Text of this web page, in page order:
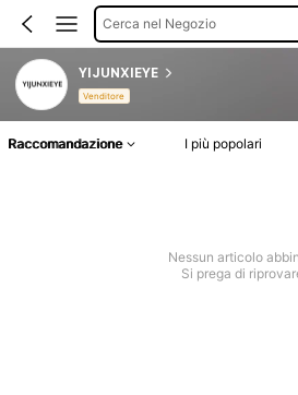
Cerca nel Negozio
YIJUNXIEYE
Venditore
Raccomandazione I più popolari
Nessun articolo
Si prega di